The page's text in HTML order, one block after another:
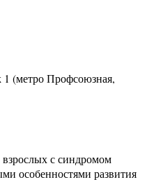
(метро Профсоюзная,
с синдромом
особенностями развития